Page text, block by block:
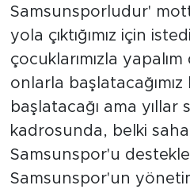
Samsunsporludur'
yola çıktığımız için
çocuklarımızla
onlarla
başlatacağı ama
kadrosunda, belki
Samsunspor'u
Samsunspor'un